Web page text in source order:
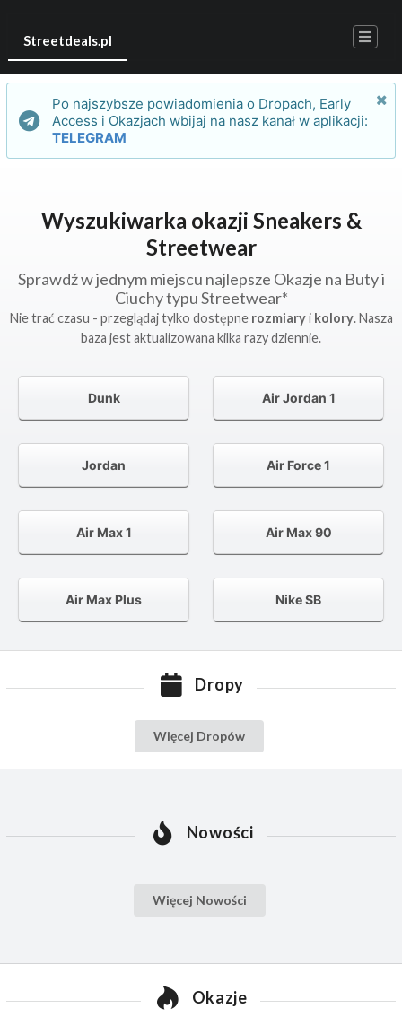
Streetdeals.pl
Po najszybsze powiadomienia o Dropach, Early
Access i Okazjach wbijaj na nasz kanał w aplikacji:
TELEGRAM
Wyszukiwarka okazji Sneakers &
Streetwear
Sprawdź w jednym miejscu najlepsze Okazje na Buty i
Ciuchy typu Streetwear*
Nie trać czasu - przeglądaj tylko dostępne rozmiaryi kolory. Nasza
baza jest aktualizowana kilka razy dziennie.
Dunk Air Jordan 1
Jordan Air Force 1
Air Max 1 Air Max 90
Air Max Plus Nike SB
Dropy
Więcej Dropów
Nowości
Więcej Nowości
Okazje